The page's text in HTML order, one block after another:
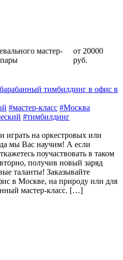
мастер-
пары
от 20000
руб.
тимбилдинг в офис в
#мастер-класс #Москва
#тимбилдинг
играть на оркестровых или
мы Вас научим! А если
поучаствовать в таком
получив новый заряд
таланты! Заказывайте
в Москве, на природу или для
мастер-класс. […]